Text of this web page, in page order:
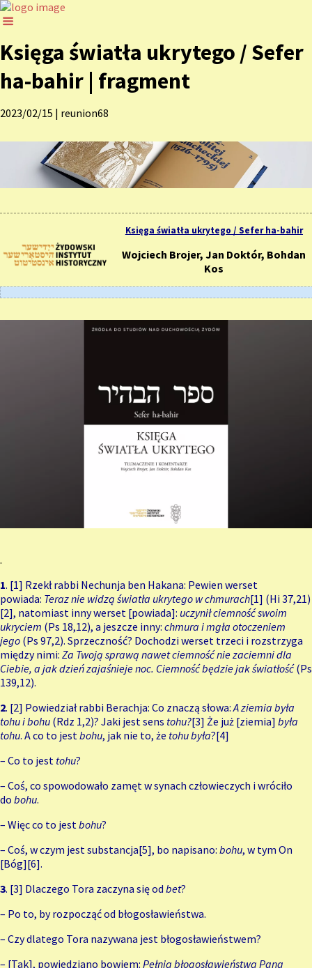
Księga światła ukrytego / Sefer
ha-bahir | fragment
2023/02/15 | reunion68
Księga światła ukrytego / Sefer ha-bahir
Wojciech Brojer, Jan Doktór, Bohdan
Kos
.
1. [1] Rzekł rabbi Nechunja ben Hakana: Pewien werset
powiada: Teraz nie widzą światła ukrytego w chmurach[1] (Hi 37,21)
[2], natomiast inny werset [powiada]: uczynił ciemność swoim
ukryciem (Ps 18,12), a jeszcze inny: chmura i mgła otoczeniem
jego (Ps 97,2). Sprzeczność? Dochodzi werset trzeci i rozstrzyga
między nimi: Za Twoją sprawą nawet ciemność nie zaciemni dla
Ciebie, a jak dzień zajaśnieje noc. Ciemność będzie jak światłość(Ps
139,12).
2. [2] Powiedział rabbi Berachja: Co znaczą słowa:A ziemia była
tohu i bohu (Rdz 1,2)? Jaki jest sens tohu?[3] Że już [ziemia] była
tohu. A co to jest bohu, jak nie to, że tohu była?[4]
– Co to jest tohu?
– Coś, co spowodowało zamęt w synach człowieczych i wróciło
do bohu.
– Więc co to jest bohu?
– Coś, w czym jest substancja[5], bo napisano: bohu, w tym On
[Bóg][6].
3. [3] Dlaczego Tora zaczyna się od bet?
– Po to, by rozpocząć od błogosławieństwa.
– Czy dlatego Tora nazywana jest błogosławieństwem?
– [Tak], powiedziano bowiem: Pełnia błogosławieństwa Pana